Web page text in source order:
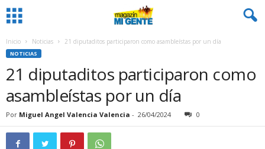
Inicio Noticias 21 diputaditos participaron como asambleístas por un día
NOTICIAS
21 diputaditos participaron como
asambleístas por un día
Por Miguel Angel Valencia Valencia - 26/04/2024 0